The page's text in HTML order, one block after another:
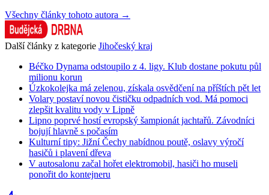
Všechny články tohoto autora →
Další články z kategorie Jihočeský kraj
Béčko Dynama odstoupilo z 4. ligy. Klub dostane pokutu půl
milionu korun
Úzkokolejka má zelenou, získala osvědčení na příštích pět let
Volary postaví novou čističku odpadních vod. Má pomoci
zlepšit kvalitu vody v Lipně
Lipno poprvé hostí evropský šampionát jachtařů. Závodníci
bojují hlavně s počasím
Kulturní tipy: Jižní Čechy nabídnou poutě, oslavy výročí
hasičů i plavení dřeva
V autosalonu začal hořet elektromobil, hasiči ho museli
ponořit do kontejneru